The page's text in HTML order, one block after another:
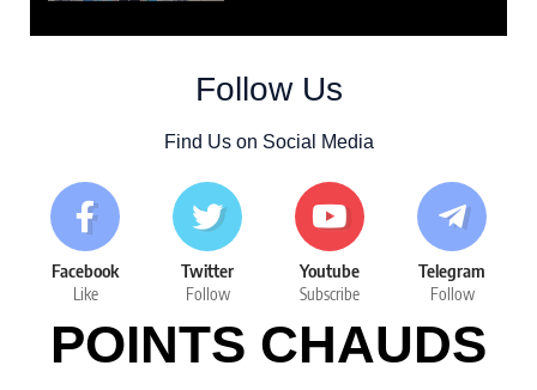
Follow Us
Find Us on Social Media
Facebook
Like
Twitter
Follow
Youtube
Subscribe
Telegram
Follow
POINTS CHAUDS